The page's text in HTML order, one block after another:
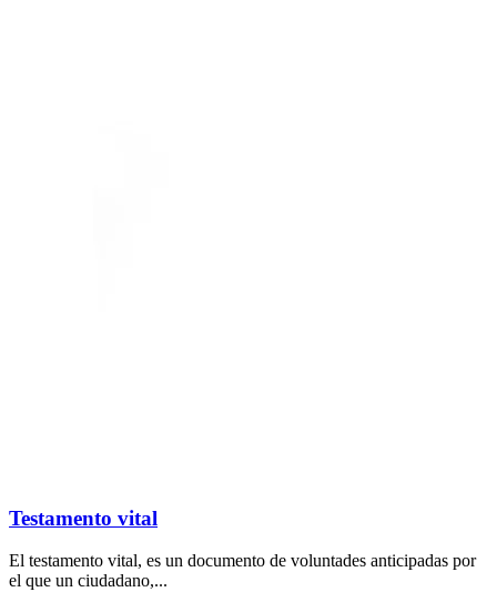
Testamento vital
El testamento vital, es un documento de voluntades anticipadas por
el que un ciudadano,...